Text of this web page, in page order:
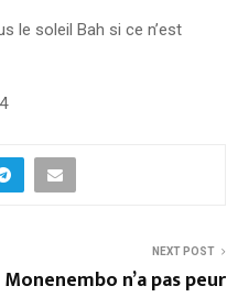
le soleil Bah si ce n’est
NEXT POST
n’a pas peur